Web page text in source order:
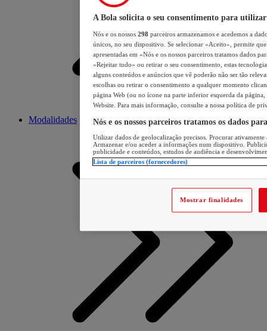
Modalidades
A Bola solicita o seu consentimento para utilizar
Nós e os nossos 298 parceiros armazenamos e acedemos a
únicos, no seu dispositivo. Se selecionar «Aceito», permite
apresentadas em «Nós e os nossos parceiros tratamos dados
«Rejeitar tudo» ou retirar o seu consentimento, estas
alguns conteúdos e anúncios que vê poderão não ser tão
escolhas ou retirar o consentimento a qualquer momento
página Web (ou no ícone na parte inferior esquerda da página,
Website. Para mais informação, consulte a nossa política de
Nós e os nossos parceiros tratamos os dados
Utilizar dados de geolocalização precisos. Procurar
Armazenar e/ou aceder a informações num dispositivo.
publicidade e conteúdos, estudos de audiência e
Lista de parceiros (fornecedores)
Mostrar finalidades